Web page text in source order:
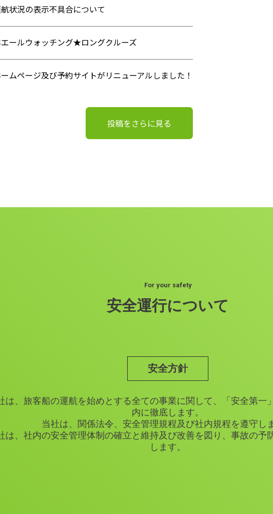
状況の表示不具合について
ールウォッチング★ロングクルーズ
ムページ及び予約サイトがリニューアルしました！
投稿をさらに見る
For your safety
安全運行について
安全方針
は、旅客船の運航を始めとする全ての事業に関して、「安全第一
内に徹底します。
当社は、関係法令、安全管理規程及び社内規程を遵守し
は、社内の安全管理体制の確立と維持及び改善を図り、事故の予
します。